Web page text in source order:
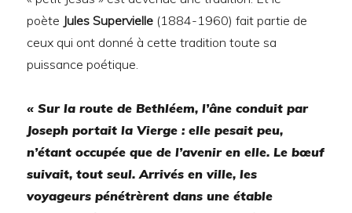
poète Jules Supervielle (1884-1960) fait partie de
ceux qui ont donné à cette tradition toute sa
puissance poétique.
«Sur la route de Bethléem, l’âne conduit par
Joseph portait la Vierge : elle pesait peu,
n’étant occupée que de l’avenir en elle. Le bœuf
suivait, tout seul. Arrivés en ville, les
voyageurs pénétrèrent dans une étable